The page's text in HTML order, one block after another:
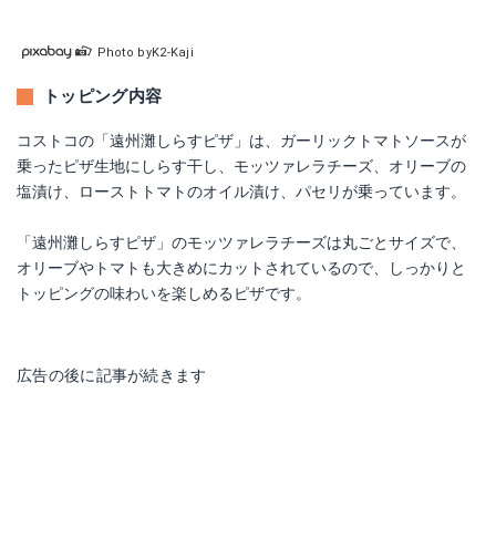
Photo byK2-Kaji
トッピング内容
コストコの「遠州灘しらすピザ」は、ガーリックトマトソースが
乗ったピザ生地にしらす干し、モッツァレラチーズ、オリーブの
塩漬け、ローストトマトのオイル漬け、パセリが乗っています。
「遠州灘しらすピザ」のモッツァレラチーズは丸ごとサイズで、
オリーブやトマトも大きめにカットされているので、しっかりと
トッピングの味わいを楽しめるピザです。
広告の後に記事が続きます